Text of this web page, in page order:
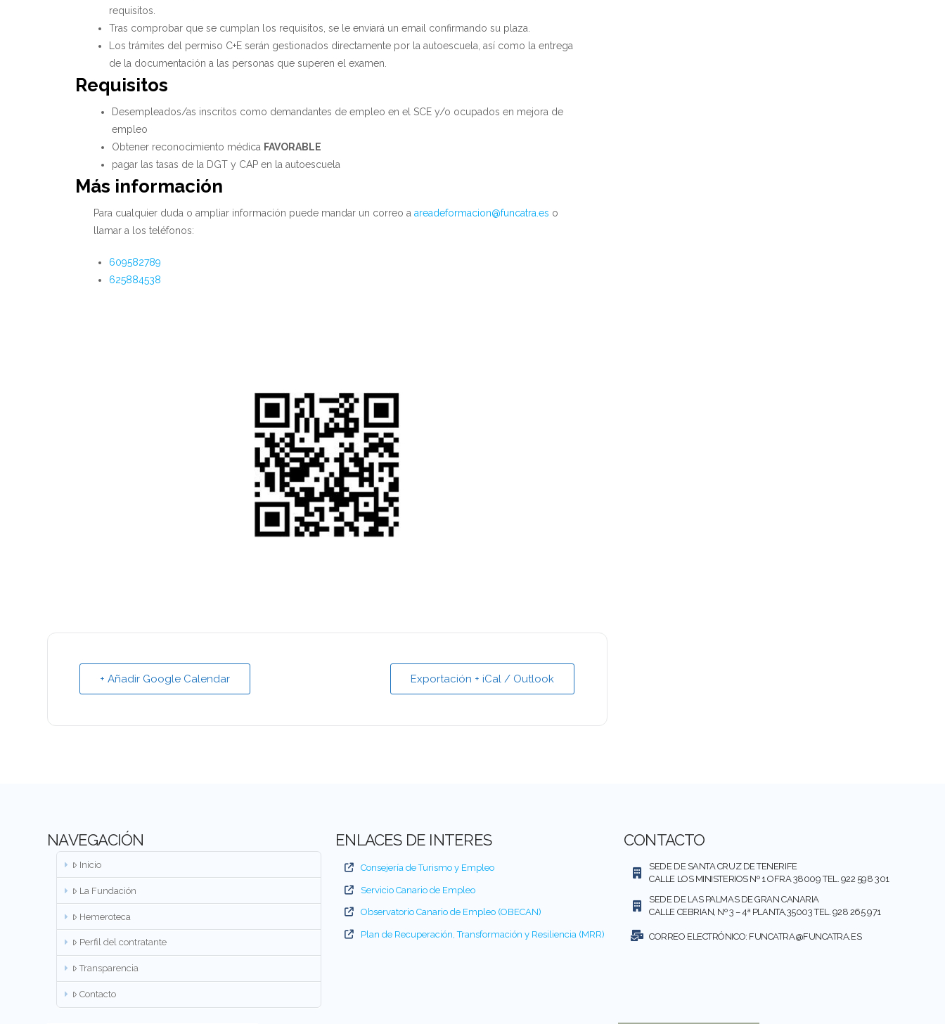
requisitos.
Tras comprobar que se cumplan los requisitos, se le enviará un email confirmando su plaza.
Los trámites del permiso C+E serán gestionados directamente por la autoescuela, así como la entrega
de la documentación a las personas que superen el examen.
Requisitos
Desempleados/as inscritos como demandantes de empleo en el SCE y/o ocupados en mejora de
empleo
Obtener reconocimiento médica FAVORABLE
pagar las tasas de la DGT y CAP en la autoescuela
Más información
Para cualquier duda o ampliar información puede mandar un correo aareadeformacion@funcatra.es o
llamar a los teléfonos:
609582789
625884538
+ Añadir Google Calendar Exportación + iCal / Outlook
NAVEGACIÓN
Inicio
La Fundación
Hemeroteca
Perfil del contratante
Transparencia
Contacto
ENLACES DE INTERES
Consejería de Turismo y Empleo
Servicio Canario de Empleo
Observatorio Canario de Empleo (OBECAN)
Plan de Recuperación, Transformación y Resiliencia (MRR)
CONTACTO
SEDE DE SANTA CRUZ DE TENERIFE
CALLE LOS MINISTERIOS Nº 1 OFRA 38009 TEL. 922 598 301
SEDE DE LAS PALMAS DE GRAN CANARIA
CALLE CEBRIAN, Nº 3 – 4ª PLANTA,35003 TEL. 928 265 971
CORREO ELECTRÓNICO: FUNCATRA@FUNCATRA.ES